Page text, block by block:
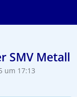
SMV Metall
um 17:13